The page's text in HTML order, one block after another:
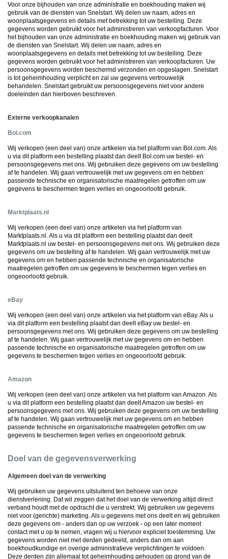
Voor onze bijhouden van onze administratie en boekhouding maken wij
gebruik van de diensten van Snelstart. Wij delen uw naam, adres en
woonplaatsgegevens en details met betrekking tot uw bestelling. Deze
gegevens worden gebruikt voor het administreren van verkoopfacturen. Voor
het bijhouden van onze administratie en boekhouding maken wij gebruik van
de diensten van Snelstart. Wij delen uw naam, adres en
woonplaatsgegevens en details met betrekking tot uw bestelling. Deze
gegevens worden gebruikt voor het administreren van verkoopfacturen. Uw
persoonsgegevens worden beschermd verzonden en opgeslagen. Snelstart
is tot geheimhouding verplicht en zal uw gegevens vertrouwelijk
behandelen. Snelstart gebruikt uw persoonsgegevens niet voor andere
doeleinden dan hierboven beschreven.
Externe verkoopkanalen
Bol.com
Wij verkopen (een deel van) onze artikelen via het platform van Bol.com. Als
u via dit platform een bestelling plaatst dan deelt Bol.com uw bestel- en
persoonsgegevens met ons. Wij gebruiken deze gegevens om uw bestelling
af te handelen. Wij gaan vertrouwelijk met uw gegevens om en hebben
passende technische en organisatorische maatregelen getroffen om uw
gegevens te beschermen tegen verlies en ongeoorloofd gebruik.
Marktplaats.nl
Wij verkopen (een deel van) onze artikelen via het platform van
Marktplaats.nl. Als u via dit platform een bestelling plaatst dan deelt
Marktplaats.nl uw bestel- en persoonsgegevens met ons. Wij gebruiken deze
gegevens om uw bestelling af te handelen. Wij gaan vertrouwelijk met uw
gegevens om en hebben passende technische en organisatorische
maatregelen getroffen om uw gegevens te beschermen tegen verlies en
ongeoorloofd gebruik.
eBay
Wij verkopen (een deel van) onze artikelen via het platform van eBay. Als u
via dit platform een bestelling plaatst dan deelt eBay uw bestel- en
persoonsgegevens met ons. Wij gebruiken deze gegevens om uw bestelling
af te handelen. Wij gaan vertrouwelijk met uw gegevens om en hebben
passende technische en organisatorische maatregelen getroffen om uw
gegevens te beschermen tegen verlies en ongeoorloofd gebruik.
Amazon
Wij verkopen (een deel van) onze artikelen via het platform van Amazon. Als
u via dit platform een bestelling plaatst dan deelt Amazon uw bestel- en
persoonsgegevens met ons. Wij gebruiken deze gegevens om uw bestelling
af te handelen. Wij gaan vertrouwelijk met uw gegevens om en hebben
passende technische en organisatorische maatregelen getroffen om uw
gegevens te beschermen tegen verlies en ongeoorloofd gebruik.
Doel van de gegevensverwerking
Algemeen doel van de verwerking
Wij gebruiken uw gegevens uitsluitend ten behoeve van onze
dienstverlening. Dat wil zeggen dat het doel van de verwerking altijd direct
verband houdt met de opdracht die u verstrekt. Wij gebruiken uw gegevens
niet voor (gerichte) marketing. Als u gegevens met ons deelt en wij gebruiken
deze gegevens om - anders dan op uw verzoek - op een later moment
contact met u op te nemen, vragen wij u hiervoor expliciet toestemming. Uw
gegevens worden niet met derden gedeeld, anders dan om aan
boekhoudkundige en overige administratieve verplichtingen te voldoen.
Deze derden zijn allemaal tot geheimhouding gehouden op grond van de